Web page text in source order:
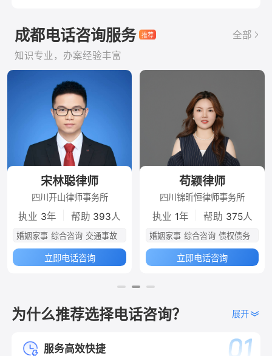
成都电话咨询服务
全部
知识专业，办案经验丰富
宋林聪律师
四川开山律师事务所
执业 3年 帮助 393人
婚姻家事 综合咨询 交通事故
立即电话咨询
苟颖律师
四川锦昕恒律师事务所
执业 1年 帮助 375人
婚姻家事 综合咨询 债权债务
立即电话咨询
为什么推荐选择电话咨询？ 展开
服务高效快捷